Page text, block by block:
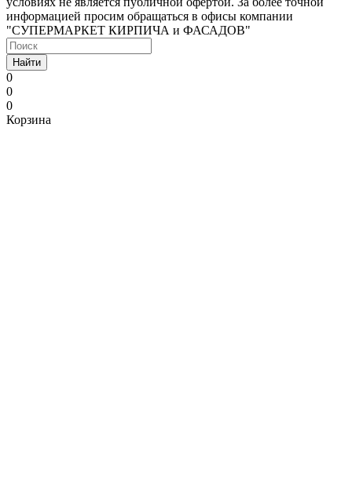
информацией просим обращаться в офисы компании
"СУПЕРМАРКЕТ КИРПИЧА и ФАСАДОВ"
Найти
0
0
0
Корзина